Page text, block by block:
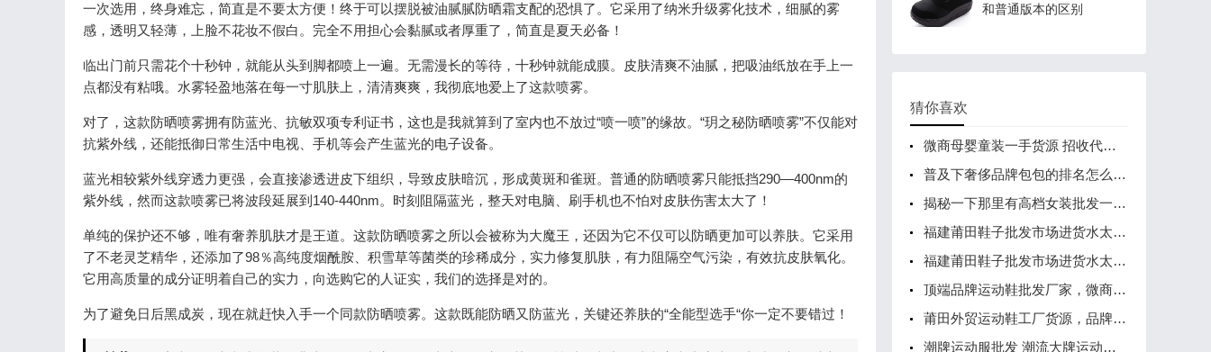
一次选用，终身难忘，简直是不要太方便！终于可以摆脱被油腻腻防晒霜支配的恐惧了。它采用了纳米升级雾化技术，细腻的雾
感，透明又轻薄，上脸不花妆不假白。完全不用担心会黏腻或者厚重了，简直是夏天必备！
临出门前只需花个十秒钟，就能从头到脚都喷上一遍。无需漫长的等待，十秒钟就能成膜。皮肤清爽不油腻，把吸油纸放在手上一
点都没有粘哦。水雾轻盈地落在每一寸肌肤上，清清爽爽，我彻底地爱上了这款喷雾。
对了，这款防晒喷雾拥有防蓝光、抗敏双项专利证书，这也是我就算到了室内也不放过“喷一喷”的缘故。“玥之秘防晒喷雾”不仅能对
抗紫外线，还能抵御日常生活中电视、手机等会产生蓝光的电子设备。
蓝光相较紫外线穿透力更强，会直接渗透进皮下组织，导致皮肤暗沉，形成黄斑和雀斑。普通的防晒喷雾只能抵挡290—400nm的
紫外线，然而这款喷雾已将波段延展到140-440nm。时刻阻隔蓝光，整天对电脑、刷手机也不怕对皮肤伤害太大了！
单纯的保护还不够，唯有奢养肌肤才是王道。这款防晒喷雾之所以会被称为大魔王，还因为它不仅可以防晒更加可以养肤。它采用
了不老灵芝精华，还添加了98％高纯度烟酰胺、积雪草等菌类的珍稀成分，实力修复肌肤，有力阻隔空气污染，有效抗皮肤氧化。
它用高质量的成分证明着自己的实力，向选购它的人证实，我们的选择是对的。
为了避免日后黑成炭，现在就赶快入手一个同款防晒喷雾。这款既能防晒又防蓝光，关键还养肤的“全能型选手“你一定不要错过！
和普通版本的区别
猜你喜欢
微商母婴童装一手货源 招收代理一件代发
普及下奢侈品牌包包的排名怎么样？
揭秘一下那里有高档女装批发一手货源
福建莆田鞋子批发市场进货水太深-今天终于知道原因了
福建莆田鞋子批发市场进货水太深-今天终于知道原因了
顶端品牌运动鞋批发厂家，微商无门槛，免费代理
莆田外贸运动鞋工厂货源，品牌鞋业诚招代理
潮牌运动服批发 潮流大牌运动服代工厂货源 物美价廉